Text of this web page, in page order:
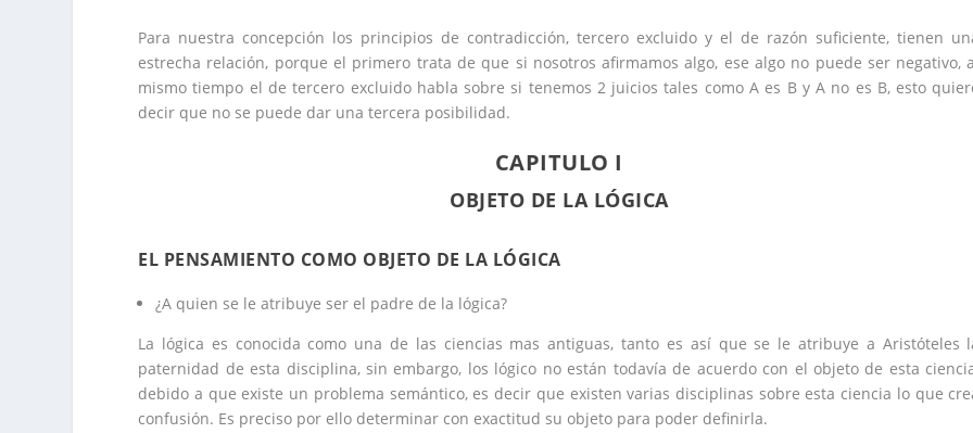
Para nuestra concepción los principios de contradicción, tercero excluido y el de razón suficiente, tienen
estrecha relación, porque el primero trata de que si nosotros afirmamos algo, ese algo no puede ser negativo,
mismo tiempo el de tercero excluido habla sobre si tenemos 2 juicios tales como A es B y A no es B, esto
decir que no se puede dar una tercera posibilidad.
CAPITULO I
OBJETO DE LA LÓGICA
EL PENSAMIENTO COMO OBJETO DE LA LÓGICA
¿A quien se le atribuye ser el padre de la lógica?
La lógica es conocida como una de las ciencias mas antiguas, tanto es así que se le atribuye a Aristóteles
paternidad de esta disciplina, sin embargo, los lógico no están todavía de acuerdo con el objeto de esta
debido a que existe un problema semántico, es decir que existen varias disciplinas sobre esta ciencia lo que
confusión. Es preciso por ello determinar con exactitud su objeto para poder definirla.